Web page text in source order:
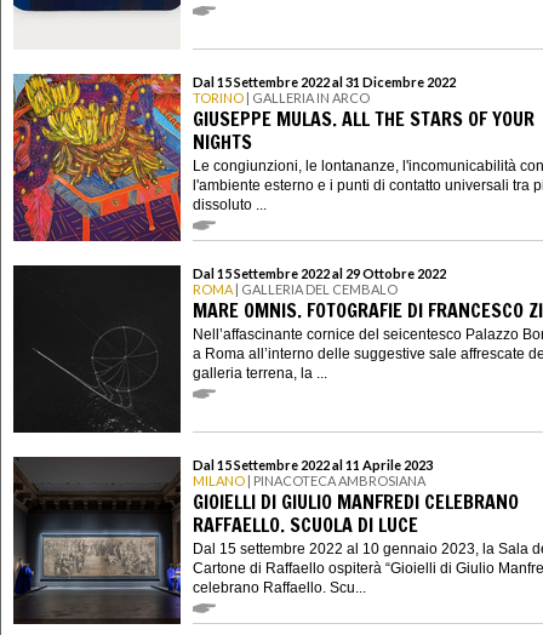
Dal 15 Settembre 2022 al 31 Dicembre 2022
TORINO | GALLERIA IN ARCO
GIUSEPPE MULAS. ALL THE STARS OF YOUR
NIGHTS
Le congiunzioni, le lontananze, l'incomunicabilità con
l'ambiente esterno e i punti di contatto universali tra
dissoluto ...
Dal 15 Settembre 2022 al 29 Ottobre 2022
ROMA | GALLERIA DEL CEMBALO
MARE OMNIS. FOTOGRAFIE DI FRANCESCO
Nell’affascinante cornice del seicentesco Palazzo
a Roma all’interno delle suggestive sale affrescate
galleria terrena, la ...
Dal 15 Settembre 2022 al 11 Aprile 2023
MILANO | PINACOTECA AMBROSIANA
GIOIELLI DI GIULIO MANFREDI CELEBRANO
RAFFAELLO. SCUOLA DI LUCE
Dal 15 settembre 2022 al 10 gennaio 2023, la Sala
Cartone di Raffaello ospiterà “Gioielli di Giulio
celebrano Raffaello. Scu...